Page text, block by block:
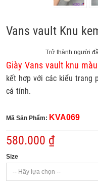
Vans vault Knu
Trở thành người
Giày Vans vault knu
kết hơp với các kiểu trang
cá tính.
Mã Sản Phẩm: KVA069
580.000 ₫
Size